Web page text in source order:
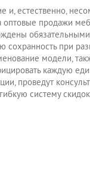
естественно,
продажи
при
модели,
каждую
проведут
систему